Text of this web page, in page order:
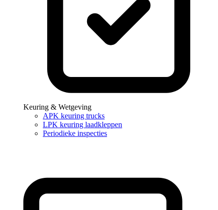
Keuring & Wetgeving
APK keuring trucks
LPK keuring laadkleppen
Periodieke inspecties